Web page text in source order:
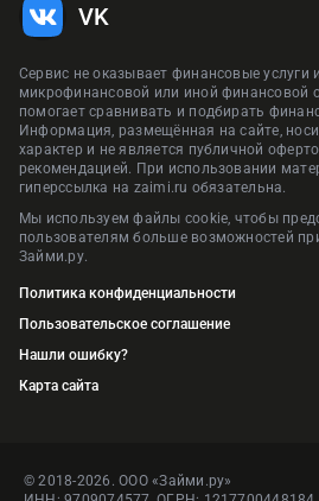
Сервис не оказывает финансовые услуги
микрофинансовой или иной финансовой
помогает сравнивать и подбирать
Информация, размещённая на сайте,
характер и не является публичной
рекомендацией. При использовании
гиперссылка на zaimi.ru обязательна.
Мы используем файлы cookie, чтобы
пользователям больше возможностей
Займи.ру.
Политика конфиденциальности
Пользовательское соглашение
Нашли ошибку?
Карта сайта
VK
© 2018-2026. ООО «Займи.ру»